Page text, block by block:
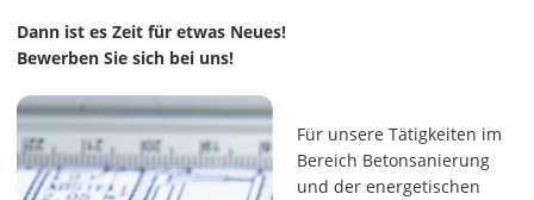
Dann ist es Zeit für etwas Neues!
Bewerben Sie sich bei uns!
Für unsere Tätigkeiten im
Bereich Betonsanierung
und der energetischen